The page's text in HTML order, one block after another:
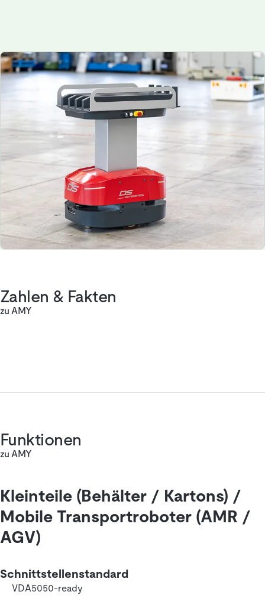
Zahlen & Fakten
zu AMY
Funktionen
zu AMY
Kleinteile (Behälter / Kartons) /
Mobile Transportroboter (AMR /
AGV)
Schnittstellenstandard
VDA5050-ready